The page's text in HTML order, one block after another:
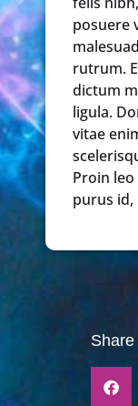
posuere
rutrum.
dictum
ligula.
vitae
Proin
purus id,
Share